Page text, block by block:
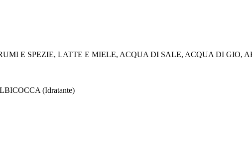
E SPEZIE, LATTE E MIELE, ACQUA DI SALE, ACQUA DI GIO,
(Idratante)